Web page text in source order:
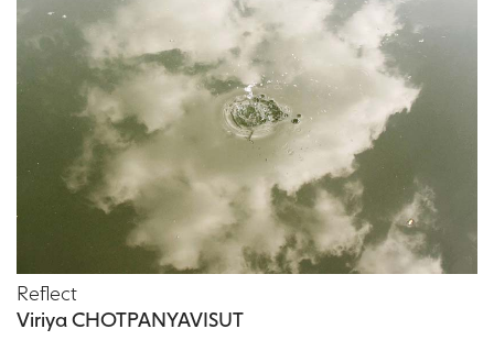
Reflect
Viriya CHOTPANYAVISUT